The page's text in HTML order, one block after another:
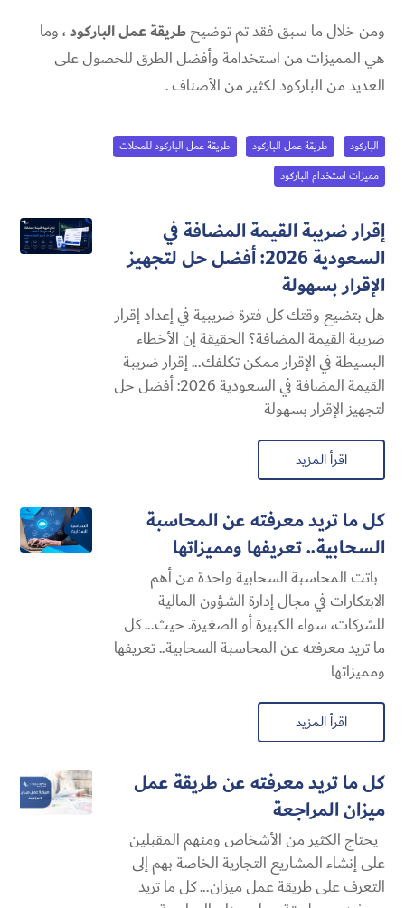
ومن خلال ما سبق فقد تم توضيحطريقة عمل الباركود، وما
هي المميزات من استخدامة وأفضل الطرق للحصول على
العديد من الباركود لكثير من الأصناف .
الباركود طريقة عمل الباركود
طريقة عمل الباركود للمحلات
مميزات استخدام الباركود
إقرار ضريبة القيمة المضافة في
السعودية 2026: أفضل حل لتجهيز
الإقرار بسهولة
هل بتضيع وقتك كل فترة ضريبية في إعداد إقرار
ضريبة القيمة المضافة؟ الحقيقة إن الأخطاء
البسيطة في الإقرار ممكن تكلفك... إقرار ضريبة
القيمة المضافة في السعودية 2026: أفضل حل
لتجهيز الإقرار بسهولة
اقرأ المزيد
كل ما تريد معرفته عن المحاسبة
السحابية​.. تعريفها ومميزاتها
باتت المحاسبة السحابية​ واحدة من أهم
الابتكارات في مجال إدارة الشؤون المالية
للشركات، سواء الكبيرة أو الصغيرة. حيث... كل
ما تريد معرفته عن المحاسبة السحابية​.. تعريفها
ومميزاتها
اقرأ المزيد
كل ما تريد معرفته عن طريقة عمل
ميزان المراجعة
يحتاج الكثير من الأشخاص ومنهم المقبلين
على إنشاء المشاريع التجارية الخاصة بهم إلى
التعرف على طريقة عمل ميزان... كل ما تريد